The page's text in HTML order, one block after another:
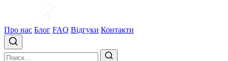
Про нас Блог FAQ Відгуки Контакти